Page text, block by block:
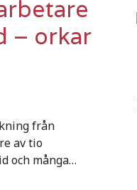
– orkar
från
av tio
och många…